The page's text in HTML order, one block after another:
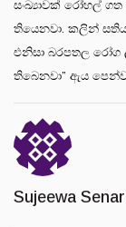
සංඛ්‍යාවක් රෝහල්
තියෙනවා. කලින්
එනිසා බරපතල
තිබෙනවා” ඇය
Sujeewa